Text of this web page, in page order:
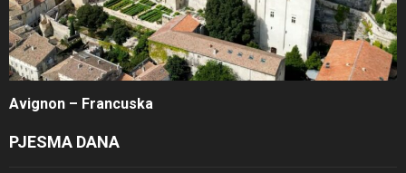
Avignon – Francuska
PJESMA DANA